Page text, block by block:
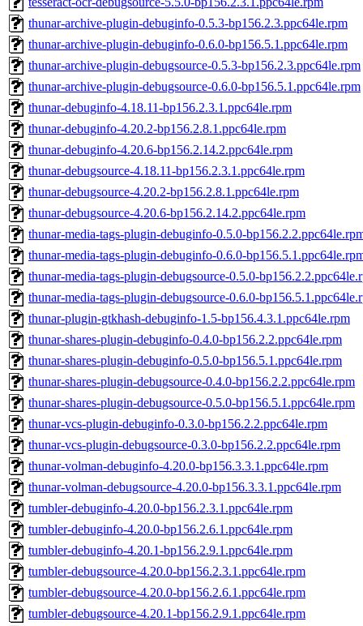
thunar-archive-plugin-debuginfo-0.5.3-bp156.2.3.ppc64le.rpm
thunar-archive-plugin-debuginfo-0.6.0-bp156.5.1.ppc64le.rpm
thunar-archive-plugin-debugsource-0.5.3-bp156.2.3.ppc64le.rpm
thunar-archive-plugin-debugsource-0.6.0-bp156.5.1.ppc64le.rpm
thunar-debuginfo-4.18.11-bp156.2.3.1.ppc64le.rpm
thunar-debuginfo-4.20.2-bp156.2.8.1.ppc64le.rpm
thunar-debuginfo-4.20.6-bp156.2.14.2.ppc64le.rpm
thunar-debugsource-4.18.11-bp156.2.3.1.ppc64le.rpm
thunar-debugsource-4.20.2-bp156.2.8.1.ppc64le.rpm
thunar-debugsource-4.20.6-bp156.2.14.2.ppc64le.rpm
thunar-media-tags-plugin-debuginfo-0.5.0-
thunar-media-tags-plugin-debuginfo-0.6.0-
thunar-media-tags-plugin-debugsource-0.5.0-
thunar-media-tags-plugin-debugsource-0.6.0-
thunar-plugin-gtkhash-debuginfo-1.5-bp156.4.3.1.ppc64le.rpm
thunar-shares-plugin-debuginfo-0.4.0-bp156.2.2.ppc64le.rpm
thunar-shares-plugin-debuginfo-0.5.0-bp156.5.1.ppc64le.rpm
thunar-shares-plugin-debugsource-0.4.0-bp156.2.2.ppc64le.rpm
thunar-shares-plugin-debugsource-0.5.0-bp156.5.1.ppc64le.rpm
thunar-vcs-plugin-debuginfo-0.3.0-bp156.2.2.ppc64le.rpm
thunar-vcs-plugin-debugsource-0.3.0-bp156.2.2.ppc64le.rpm
thunar-volman-debuginfo-4.20.0-bp156.3.3.1.ppc64le.rpm
thunar-volman-debugsource-4.20.0-bp156.3.3.1.ppc64le.rpm
tumbler-debuginfo-4.20.0-bp156.2.3.1.ppc64le.rpm
tumbler-debuginfo-4.20.0-bp156.2.6.1.ppc64le.rpm
tumbler-debuginfo-4.20.1-bp156.2.9.1.ppc64le.rpm
tumbler-debugsource-4.20.0-bp156.2.3.1.ppc64le.rpm
tumbler-debugsource-4.20.0-bp156.2.6.1.ppc64le.rpm
tumbler-debugsource-4.20.1-bp156.2.9.1.ppc64le.rpm